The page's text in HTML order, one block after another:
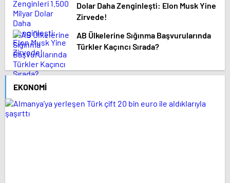
Dolar Daha Zenginleşti: Elon Musk Yine
Zirvede!
AB Ülkelerine Sığınma Başvurularında
Türkler Kaçıncı Sırada?
EKONOMI